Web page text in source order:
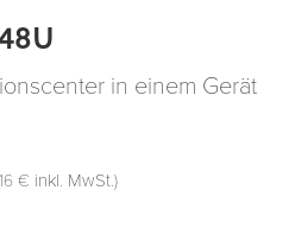
in einem Gerät
€ inkl. MwSt.)